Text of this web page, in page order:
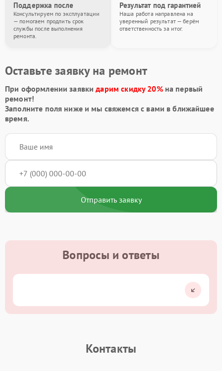
Поддержка после
Консультируем по эксплуатации
— помогаем продлить срок
службы после выполнения
ремонта.
Результат под гарантией
Наша работа направлена на
уверенный результат — берём
ответственность за итог.
Оставьте заявку на ремонт
При оформлении заявкидарим скидку 20%на первый
ремонт!
Заполните поля ниже и мы свяжемся с вами в ближайшее
время.
Отправить заявку
Вопросы и ответы
Контакты